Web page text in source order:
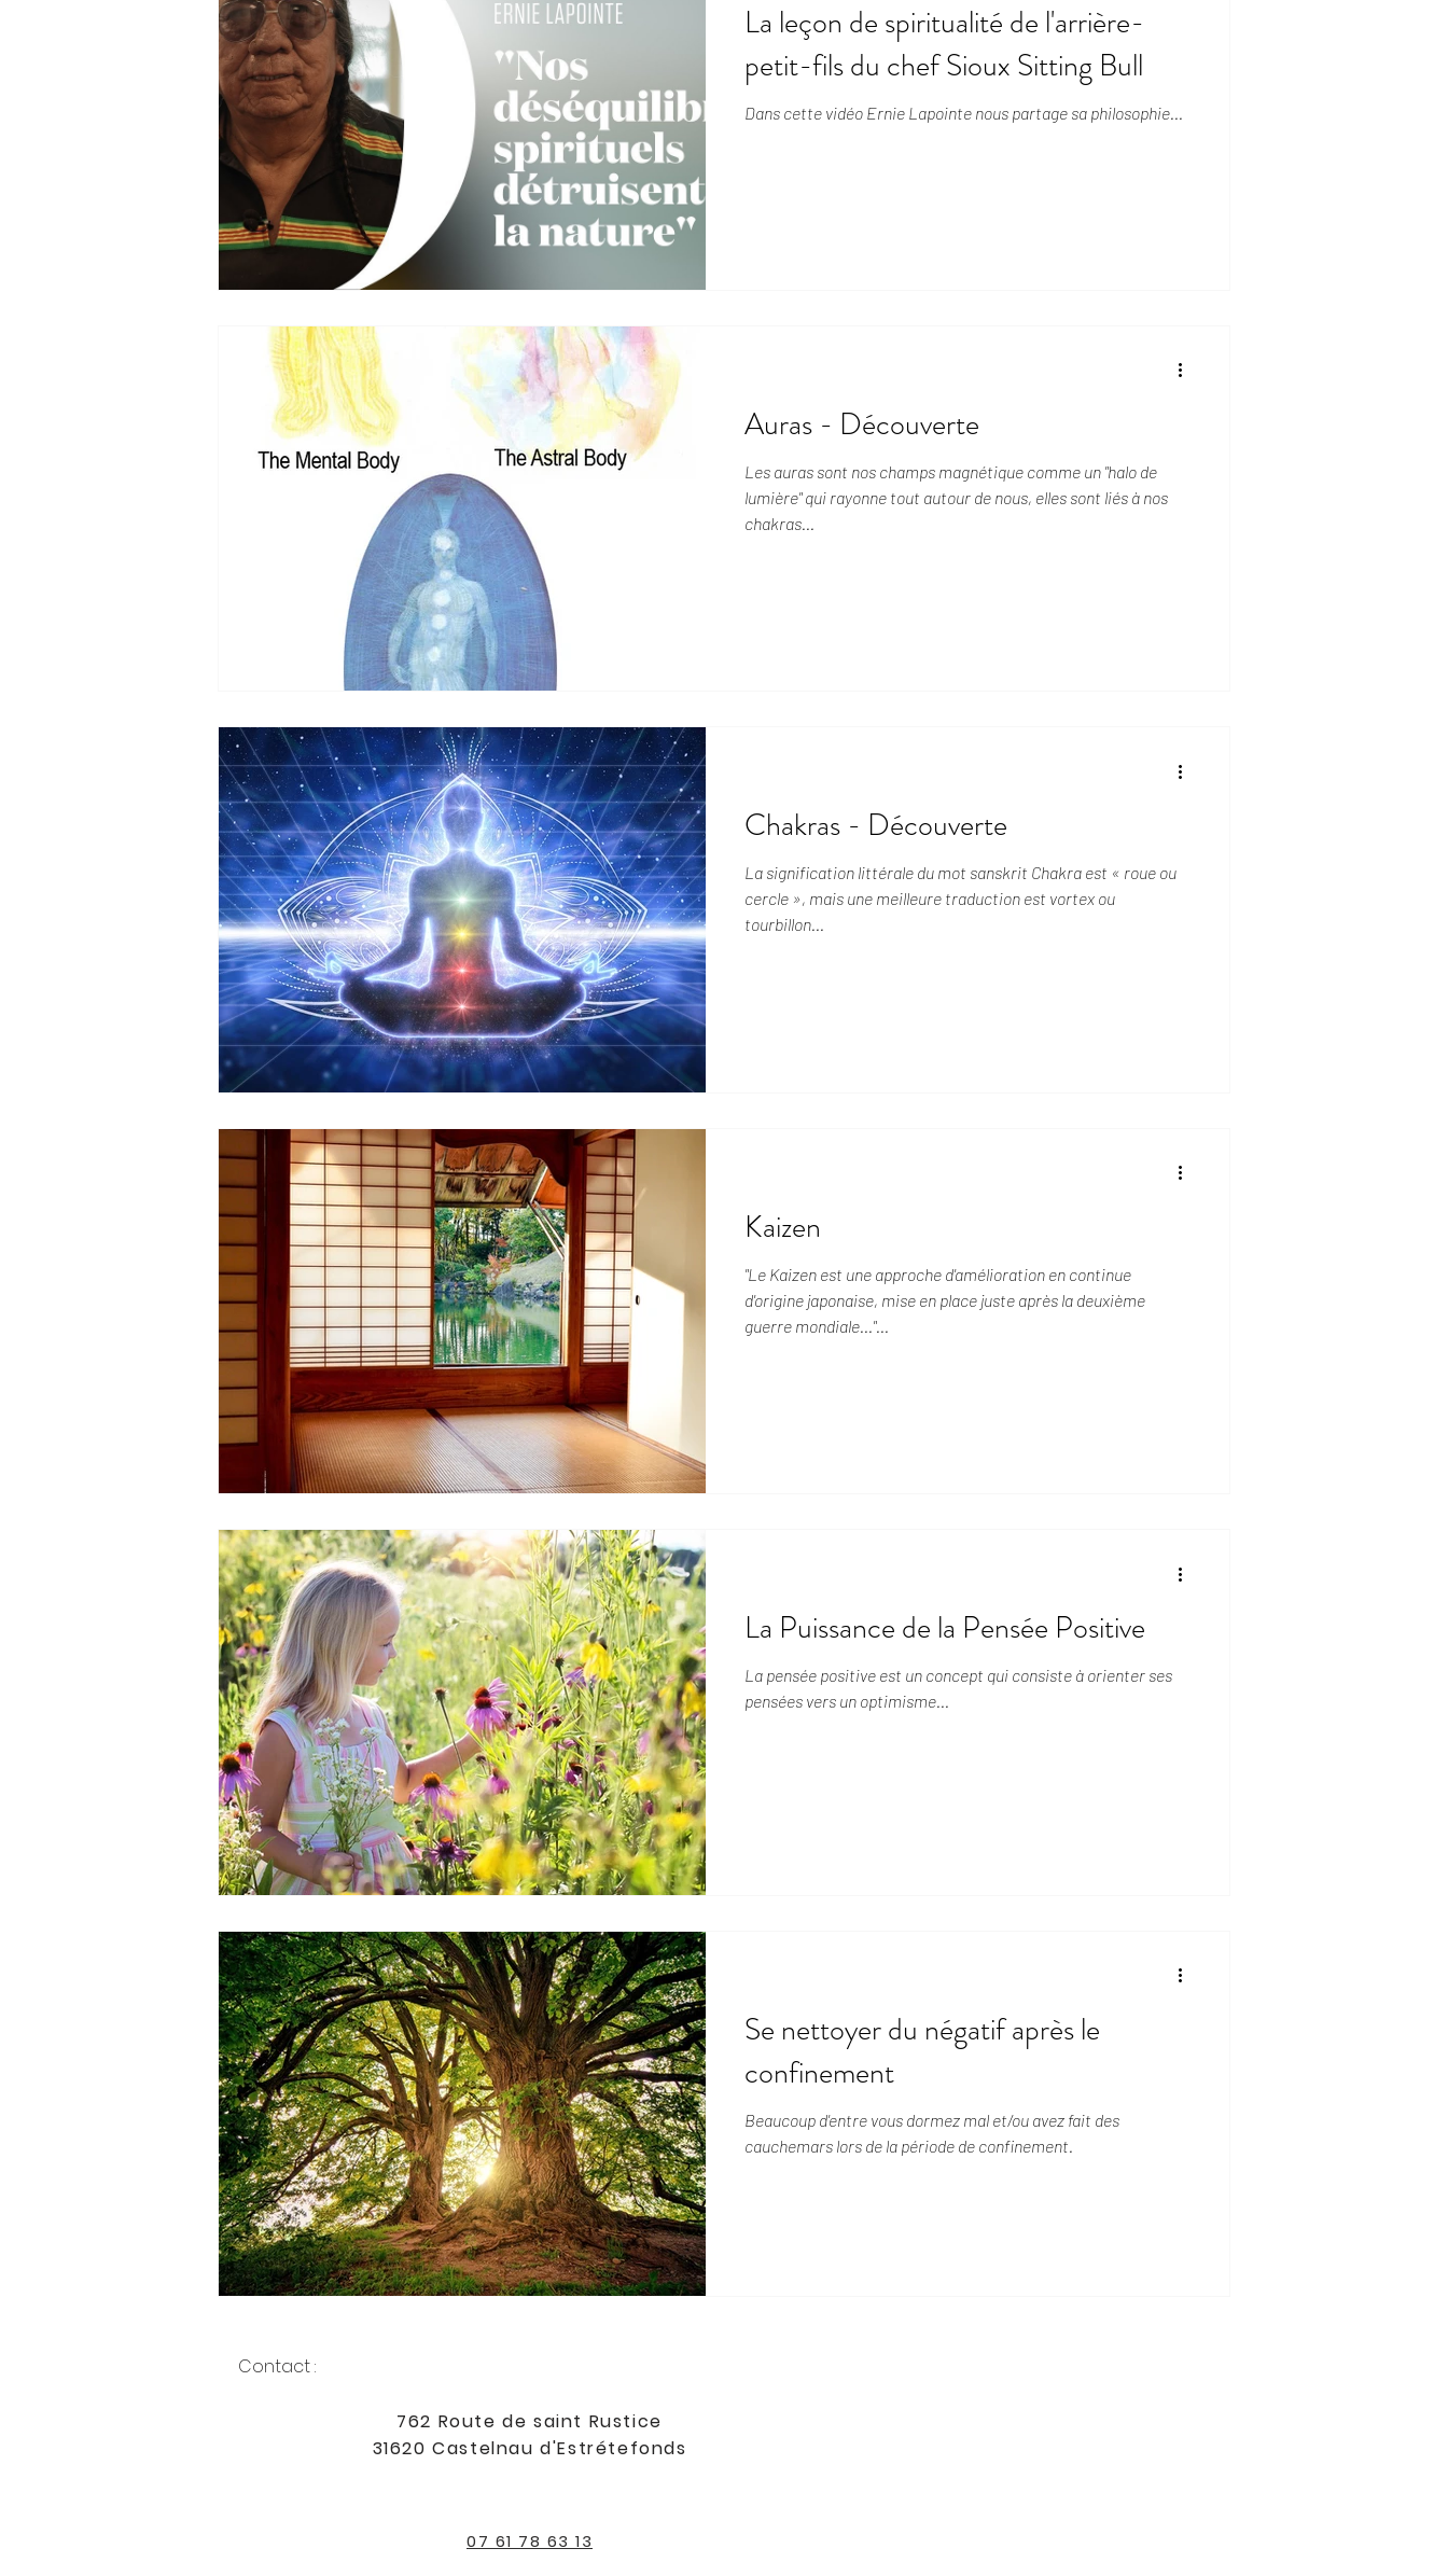
La leçon de spiritualité de l'arrière-
petit-fils du chef Sioux Sitting Bull
Dans cette vidéo Ernie Lapointe nous partage sa philosophie...
Auras - Découverte
Les auras sont nos champs magnétique comme un "halo de
lumière" qui rayonne tout autour de nous, elles sont liés à nos
chakras...
Chakras - Découverte
La signification littérale du mot sanskrit Chakra est « roue ou
cercle », mais une meilleure traduction est vortex ou
tourbillon...
Kaizen
"Le Kaizen est une approche d'amélioration en continue
d'origine japonaise, mise en place juste après la deuxième
guerre mondiale..."...
La Puissance de la Pensée Positive
La pensée positive est un concept qui consiste à orienter ses
pensées vers un optimisme...
Se nettoyer du négatif après le
confinement
Beaucoup d'entre vous dormez mal et/ou avez fait des
cauchemars lors de la période de confinement.
Contact :
762 Route de saint Rustice
31620 Castelnau d'Estrétefonds
07 61 78 63 13